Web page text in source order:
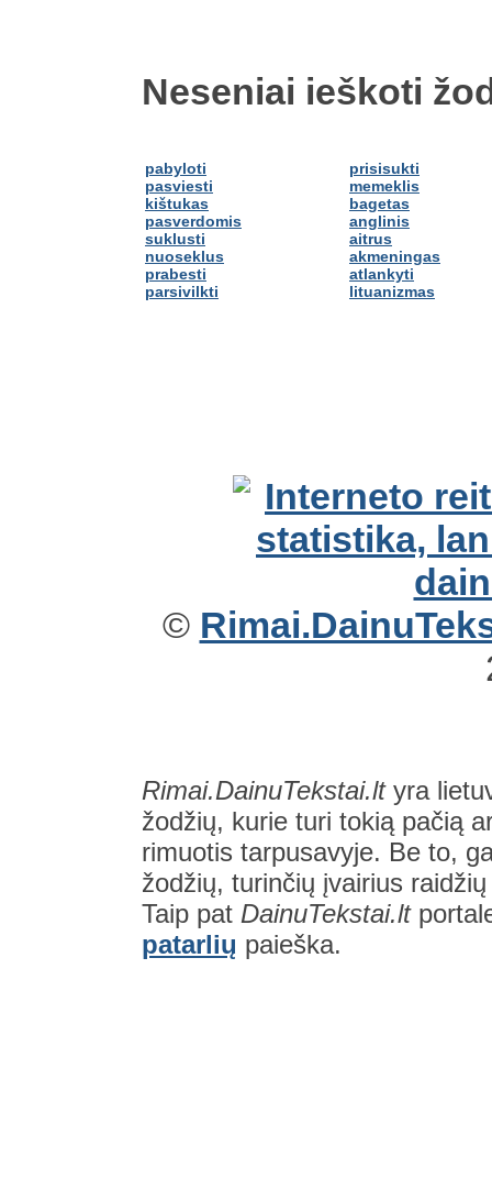
Neseniai ieškoti
pabyloti
pasviesti
kištukas
pasverdomis
suklusti
nuoseklus
prabesti
parsivilkti
prisisukti
memeklis
bagetas
anglinis
aitrus
akmeningas
atlankyti
lituanizmas
©
Rimai.DainuTekstai.ltyra
žodžių, kurie turi tokią pačią
rimuotis tarpusavyje. Be to,
žodžių, turinčių įvairius
Taip pat DainuTekstai.lt
patarlių paieška.